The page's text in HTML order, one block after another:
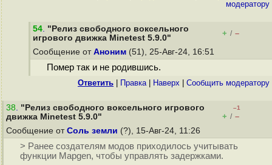
модератору
54. "Релиз свободного воксельного
игрового движка Minetest 5.9.0"
+ / –
Сообщение от Аноним (51), 25-Авг-24, 16:51
Помер так и не родившись.
Ответить Правка| Наверх Cообщить модератору
38. "Релиз свободного воксельного игрового
движка Minetest 5.9.0"
–1
+ / –
Сообщение от Соль земли (?), 15-Авг-24, 11:26
> Ранее создателям модов приходилось учитывать
функции Mapgen, чтобы управлять задержками.